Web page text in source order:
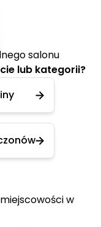
salonu
lub kategorii?
w